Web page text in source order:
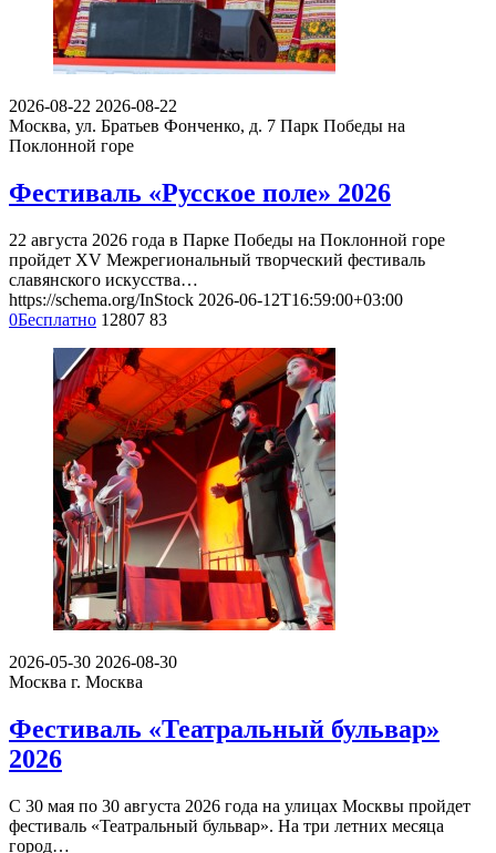
2026-08-22 2026-08-22
Москва, ул. Братьев Фонченко, д. 7 Парк Победы на
Поклонной горе
Фестиваль «Русское поле» 2026
22 августа 2026 года в Парке Победы на Поклонной горе
пройдет XV Межрегиональный творческий фестиваль
славянского искусства…
https://schema.org/InStock 2026-06-12T16:59:00+03:00
0Бесплатно 12807 83
2026-05-30 2026-08-30
Москва г. Москва
Фестиваль «Театральный бульвар»
2026
С 30 мая по 30 августа 2026 года на улицах Москвы пройдет
фестиваль «Театральный бульвар». На три летних месяца
город…